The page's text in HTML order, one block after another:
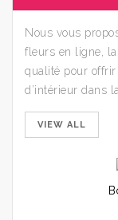
Nous vous
fleurs en ligne, la
qualité pour
d’intérieur dans
VIEW ALL